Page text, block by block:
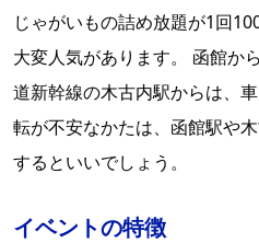
じゃがいもの詰め放題が1回
大変人気があります。 函館か
道新幹線の木古内駅からは、
転が不安なかたは、函館駅や
するといいでしょう。
イベントの特徴